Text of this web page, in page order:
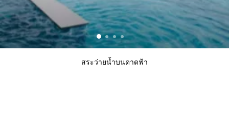
สระว่ายน้ำบนดาดฟ้า